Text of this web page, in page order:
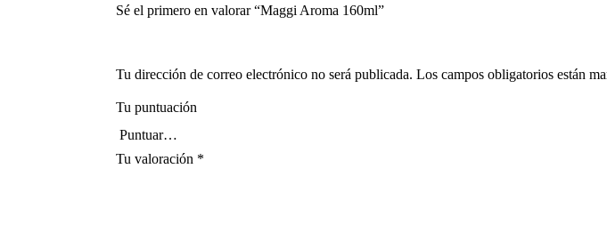
Sé el primero en valorar “Maggi Aroma 160ml”
Tu dirección de correo electrónico no será publicada. Los campos obligatorios están
Tu puntuación
Tu valoración *